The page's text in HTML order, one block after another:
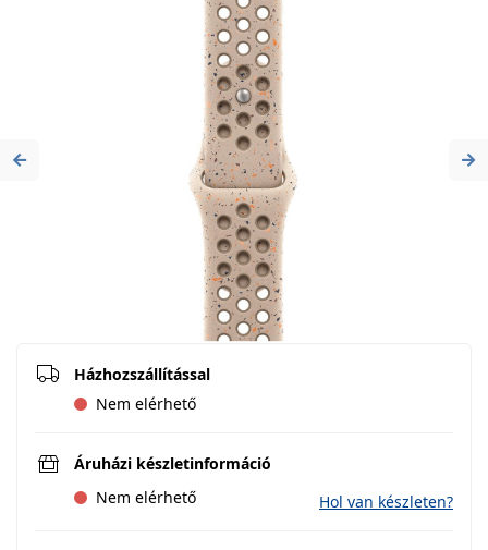
Previous
Házhozszállítással
Nem elérhető
Áruházi készletinformáció
Nem elérhető
Hol van készleten?